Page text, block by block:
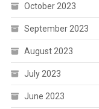
October 2023
September 2023
August 2023
July 2023
June 2023